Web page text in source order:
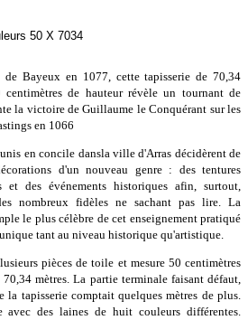
50 X 7034
de Bayeux en 1077, cette tapisserie de 70,34
de hauteur révèle un tournant de
la victoire de Guillaume le Conquérant sur les
en 1066
en concile dansla ville d'Arras décidèrent de
d'un nouveau genre : des tentures
et des événements historiques afin, surtout,
nombreux fidèles ne sachant pas lire. La
le plus célèbre de cet enseignement pratiqué
tant au niveau historique qu'artistique.
pièces de toile et mesure 50 centimètres
mètres. La partie terminale faisant défaut,
la tapisserie comptait quelques mètres de plus.
des laines de huit couleurs différentes.